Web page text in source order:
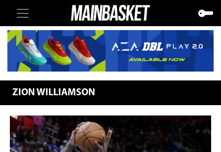
ZION WILLIAMSON